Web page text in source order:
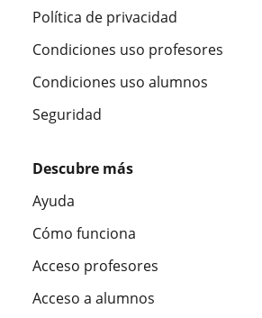
Política de privacidad
Condiciones uso profesores
Condiciones uso alumnos
Seguridad
Descubre más
Ayuda
Cómo funciona
Acceso profesores
Acceso a alumnos